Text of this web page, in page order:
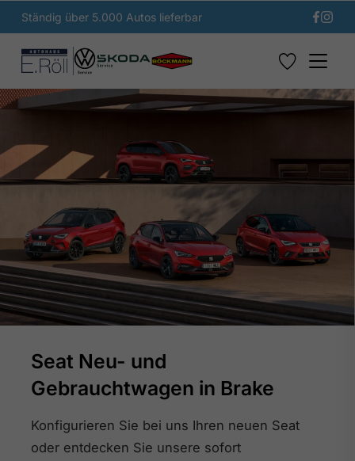
Ständig über 5.000 Autos lieferbar
Seat Neu- und
Gebrauchtwagen in Brake
Konfigurieren Sie bei uns Ihren neuen Seat
oder entdecken Sie unsere sofort